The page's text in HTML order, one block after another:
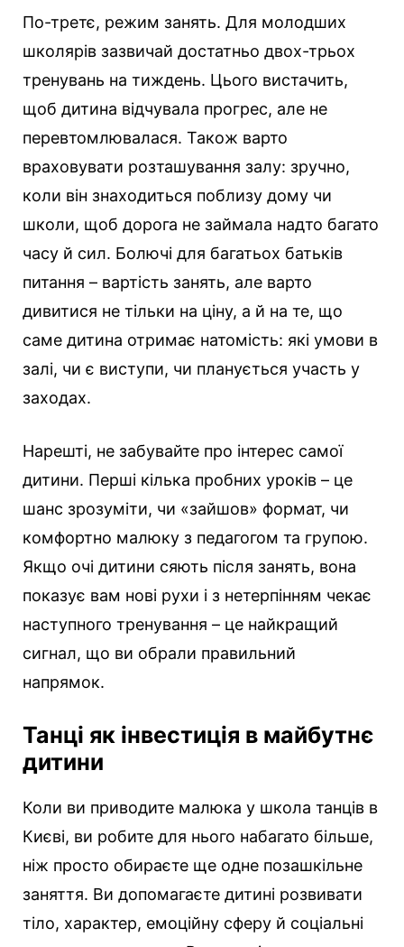
По-третє, режим занять. Для молодших
школярів зазвичай достатньо двох-трьох
тренувань на тиждень. Цього вистачить,
щоб дитина відчувала прогрес, але не
перевтомлювалася. Також варто
враховувати розташування залу: зручно,
коли він знаходиться поблизу дому чи
школи, щоб дорога не займала надто багато
часу й сил. Болючі для багатьох батьків
питання – вартість занять, але варто
дивитися не тільки на ціну, а й на те, що
саме дитина отримає натомість: які умови в
залі, чи є виступи, чи планується участь у
заходах.
Нарешті, не забувайте про інтерес самої
дитини. Перші кілька пробних уроків – це
шанс зрозуміти, чи «зайшов» формат, чи
комфортно малюку з педагогом та групою.
Якщо очі дитини сяють після занять, вона
показує вам нові рухи і з нетерпінням чекає
наступного тренування – це найкращий
сигнал, що ви обрали правильний
напрямок.
Танці як інвестиція в майбутнє
дитини
Коли ви приводите малюка у школа танців в
Києві, ви робите для нього набагато більше,
ніж просто обираєте ще одне позашкільне
заняття. Ви допомагаєте дитині розвивати
тіло, характер, емоційну сферу й соціальні